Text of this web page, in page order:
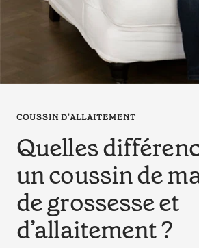
tant
parents
la
grossesse
de
au
bain
avec
COUSSIN D'ALLAITEMENT
Quelles
un coussin de
de grossesse et
d’allaitement ?